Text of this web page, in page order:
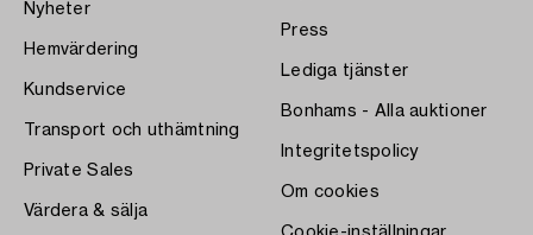
Nyheter
Hemvärdering
Kundservice
Transport och uthämtning
Private Sales
Värdera & sälja
Press
Lediga tjänster
Bonhams - Alla auktioner
Integritetspolicy
Om cookies